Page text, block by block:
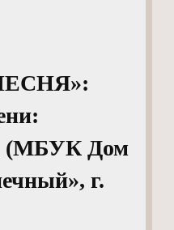
(МБУК Дом
г.